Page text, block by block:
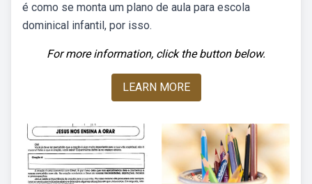
é como se monta um plano de aula para escola
dominical infantil, por isso.
For more information, click the button below.
LEARN MORE